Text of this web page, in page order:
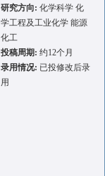
研究方向: 化学科学 化
学工程及工业化学 能源
化工
投稿周期: 约12个月
录用情况: 已投修改后录
用